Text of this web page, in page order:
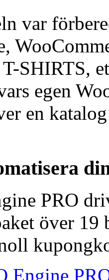
var
SHIRTS,
egen
en
PRO
över 19
Engine